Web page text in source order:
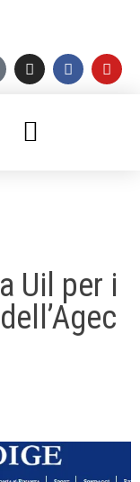
Uil per i